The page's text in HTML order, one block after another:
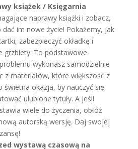
książek / Księgarnia
naprawy książki i zobacz,
im nowe życie! Pokażemy, jak
zabezpieczyć okładkę i
grzbiety. To podstawowe
wykonasz samodzielnie
z materiałów, które większość z
świetna okazja, by nauczyć się
ulubione tytuły. A jeśli
wiele do życzenia, obłóż
autorską wersję. Daj swojej
wystawą czasową na